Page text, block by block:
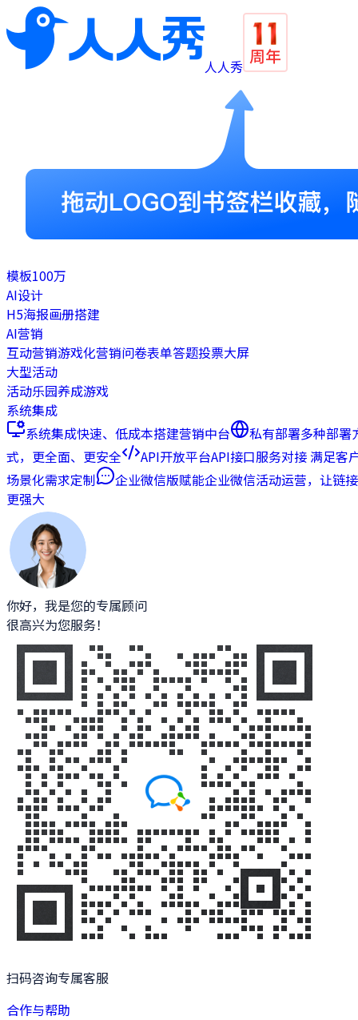
人人秀
模板100万
AI设计
H5海报画册搭建
AI营销
互动营销游戏化营销问卷表单答题投票大屏
大型活动
活动乐园养成游戏
系统集成
系统集成快速、低成本搭建营销中台 私有部署多种部署
式，更全面、更安全
API开放平台API接口服务对接 满足客
场景化需求定制
企业微信版赋能企业微信活动运营，让链接
更强大
你好，我是您的专属顾问
很高兴为您服务！
扫码咨询专属客服
合作与帮助